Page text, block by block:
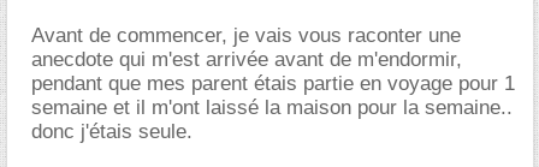
Avant de commencer, je vais vous raconter une
anecdote qui m'est arrivée avant de m'endormir,
pendant que mes parent étais partie en voyage pour 1
semaine et il m'ont laissé la maison pour la semaine..
donc j'étais seule.